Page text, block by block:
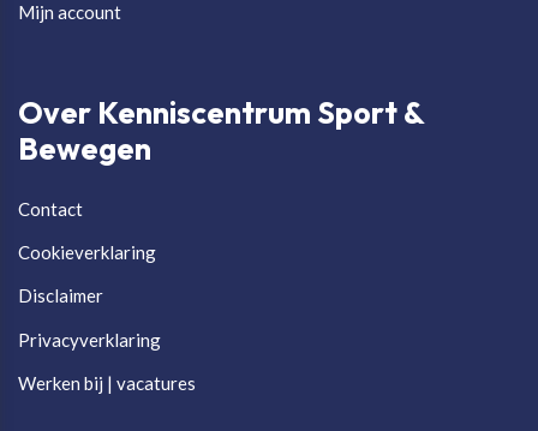
Mijn account
Over Kenniscentrum Sport &
Bewegen
Contact
Cookieverklaring
Disclaimer
Privacyverklaring
Werken bij | vacatures